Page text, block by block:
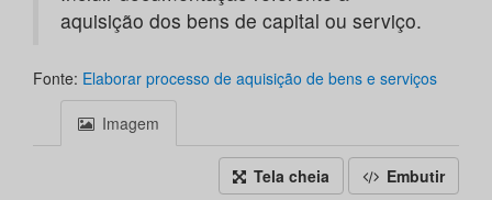
aquisição dos bens de capital ou serviço.
Fonte: Elaborar processo de aquisição de bens e serviços
Imagem
Tela cheia Embutir